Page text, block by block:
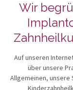
Wir
Auf unseren
über unsere
Allgemeinen,